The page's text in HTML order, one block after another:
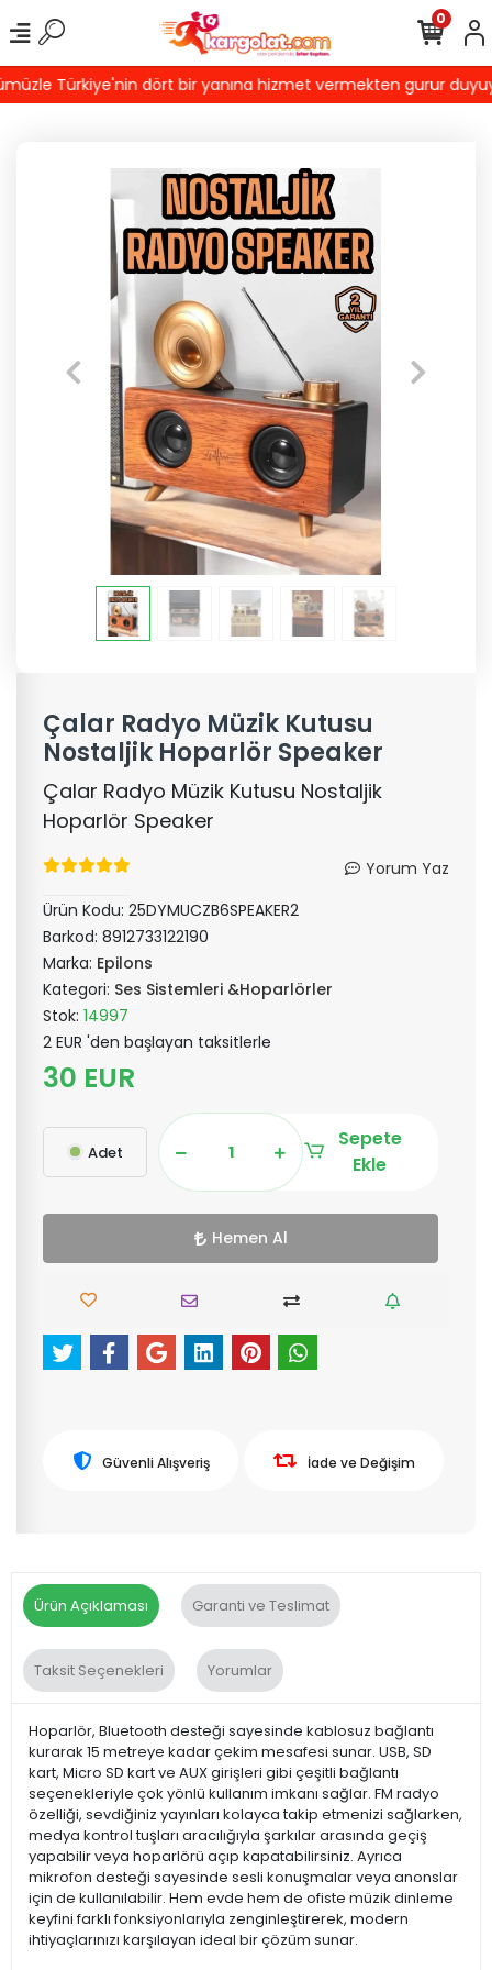
Türkiye'nin dört bir yanına hizmet vermekten gurur
0
Çalar Radyo Müzik Kutusu
Nostaljik Hoparlör Speaker
Çalar Radyo Müzik Kutusu Nostaljik
Hoparlör Speaker
Yorum Yaz
Ürün Kodu: 25DYMUCZB6SPEAKER2
Barkod: 8912733122190
Marka: Epilons
Kategori: Ses Sistemleri &Hoparlörler
Stok: 14997
2 EUR 'den başlayan taksitlerle
30 EUR
Adet
Sepete
Ekle
Hemen Al
Güvenli Alışveriş İade ve Değişim
Ürün Açıklaması Garanti ve Teslimat
Taksit Seçenekleri Yorumlar
Hoparlör, Bluetooth desteği sayesinde kablosuz bağlantı
kurarak 15 metreye kadar çekim mesafesi sunar. USB, SD
kart, Micro SD kart ve AUX girişleri gibi çeşitli bağlantı
seçenekleriyle çok yönlü kullanım imkanı sağlar. FM radyo
özelliği, sevdiğiniz yayınları kolayca takip etmenizi sağlarken,
medya kontrol tuşları aracılığıyla şarkılar arasında geçiş
yapabilir veya hoparlörü açıp kapatabilirsiniz. Ayrıca
mikrofon desteği sayesinde sesli konuşmalar veya anonslar
için de kullanılabilir. Hem evde hem de ofiste müzik dinleme
keyfini farklı fonksiyonlarıyla zenginleştirerek, modern
ihtiyaçlarınızı karşılayan ideal bir çözüm sunar.